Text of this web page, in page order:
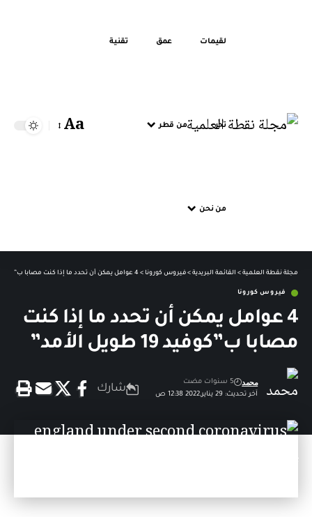
لقيمات عمق تقنية
تحر من قطر
من نحن
Aa
مجلة نقطة العلمية > القائمة البريدية > فيروس كورونا > 4 عوامل يمكن أن تحدد ما إذا كنت مصابا ب”كوفيد 19 طويل الأمد”
فيروس كورونا
4 عوامل يمكن أن تحدد ما إذا كنت
مصابا ب”كوفيد 19 طويل الأمد”
آخر تحديث: 29 يناير,2022 12:38 ص
محمد 5 سنوات مضت
شارك